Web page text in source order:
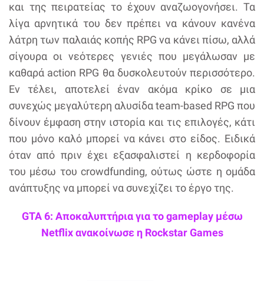
και της πειρατείας το έχουν αναζωογονήσει. Τα
λίγα αρνητικά του δεν πρέπει να κάνουν κανένα
λάτρη των παλαιάς κοπής RPG να κάνει πίσω, αλλά
σίγουρα οι νεότερες γενιές που μεγάλωσαν με
καθαρά action RPG θα δυσκολευτούν περισσότερο.
Εν τέλει, αποτελεί έναν ακόμα κρίκο σε μια
συνεχώς μεγαλύτερη αλυσίδα team-based RPG που
δίνουν έμφαση στην ιστορία και τις επιλογές, κάτι
που μόνο καλό μπορεί να κάνει στο είδος. Ειδικά
όταν από πριν έχει εξασφαλιστεί η κερδοφορία
του μέσω του crowdfunding, ούτως ώστε η ομάδα
ανάπτυξης να μπορεί να συνεχίζει το έργο της.
GTA 6: Αποκαλυπτήρια για το gameplay μέσω
Netflix ανακοίνωσε η Rockstar Games